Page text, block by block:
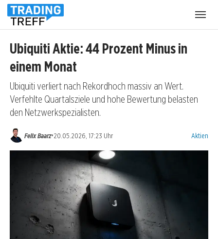
Ubiquiti Aktie: 44 Prozent Minus in
einem Monat
Ubiquiti verliert nach Rekordhoch massiv an Wert.
Verfehlte Quartalsziele und hohe Bewertung belasten
den Netzwerkspezialisten.
Felix Baarz•20.05.2026, 17:23 Uhr Aktien